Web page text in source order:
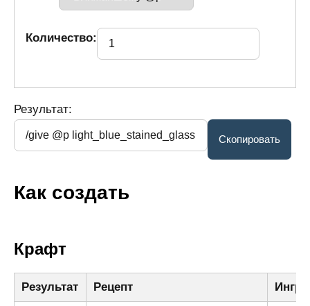
Количество:
Результат:
Как создать
Крафт
Результат Рецепт